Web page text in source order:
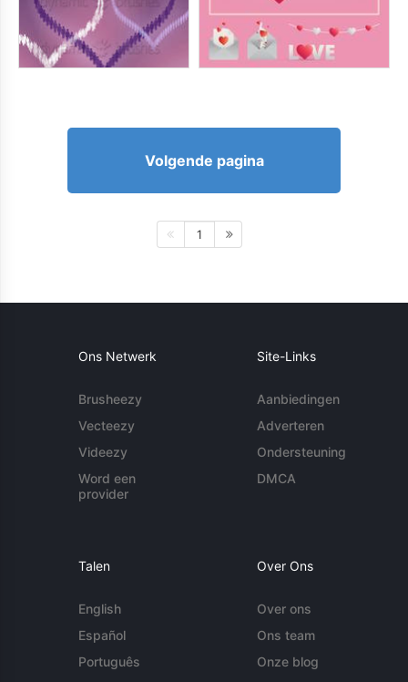
Volgende pagina
1
Ons Netwerk
Brusheezy
Vecteezy
Videezy
Word een
provider
Site-Links
Aanbiedingen
Adverteren
Ondersteuning
DMCA
Talen
English
Español
Português
Over Ons
Over ons
Ons team
Onze blog